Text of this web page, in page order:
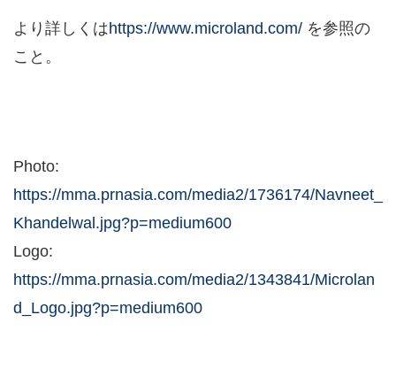
より詳しくはhttps://www.microland.com/ を参照の
こと。
Photo:
https://mma.prnasia.com/media2/1736174/Navneet_
Khandelwal.jpg?p=medium600
Logo:
https://mma.prnasia.com/media2/1343841/Microlan
d_Logo.jpg?p=medium600